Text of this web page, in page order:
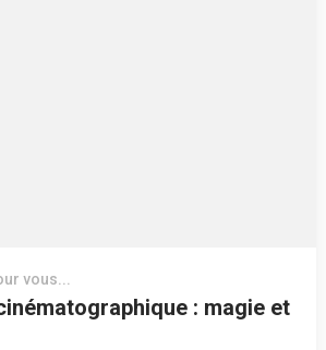
vous...
: magie et